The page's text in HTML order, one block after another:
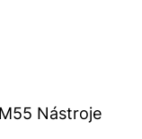
Nástroje